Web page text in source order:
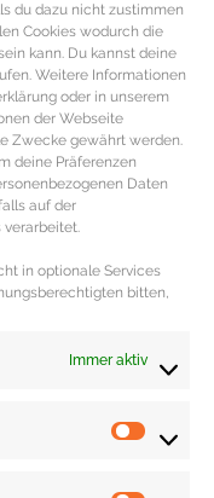
du dazu nicht zustimmen
Cookies wodurch die
kann. Du kannst deine
Weitere Informationen
oder in unserem
der Webseite
Zwecke gewährt werden.
deine Präferenzen
Daten
auf der
verarbeitet.
in optionale Services
bitten,
Immer aktiv
tragen und
Schmuck It-
absolut Trend.